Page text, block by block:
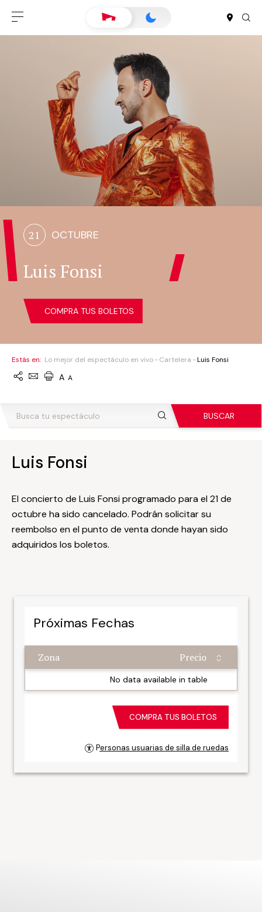
21 OCTUBRE
Luis Fonsi
COMPRA TUS BOLETOS
Estás en: Lo mejor del espectáculo en vivo Cartelera Luis Fonsi
A A
BUSCAR
Luis Fonsi
El concierto de Luis Fonsi programado para el 21 de
octubre ha sido cancelado. Podrán solicitar su
reembolso en el punto de venta donde hayan sido
adquiridos los boletos.
Próximas Fechas
Zona Precio
Precio
No data available in table
COMPRA TUS BOLETOS
Personas usuarias de silla de ruedas